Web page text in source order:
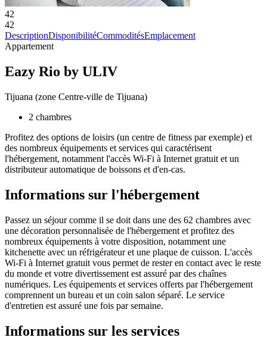
42
42
DescriptionDisponibilitéCommoditésEmplacement
Appartement
Eazy Rio by ULIV
Tijuana (zone Centre-ville de Tijuana)
2 chambres
Profitez des options de loisirs (un centre de fitness par exemple) et
des nombreux équipements et services qui caractérisent
l'hébergement, notamment l'accès Wi-Fi à Internet gratuit et un
distributeur automatique de boissons et d'en-cas.
Informations sur l'hébergement
Passez un séjour comme il se doit dans une des 62 chambres avec
une décoration personnalisée de l'hébergement et profitez des
nombreux équipements à votre disposition, notamment une
kitchenette avec un réfrigérateur et une plaque de cuisson. L'accès
Wi-Fi à Internet gratuit vous permet de rester en contact avec le reste
du monde et votre divertissement est assuré par des chaînes
numériques. Les équipements et services offerts par l'hébergement
comprennent un bureau et un coin salon séparé. Le service
d'entretien est assuré une fois par semaine.
Informations sur les services